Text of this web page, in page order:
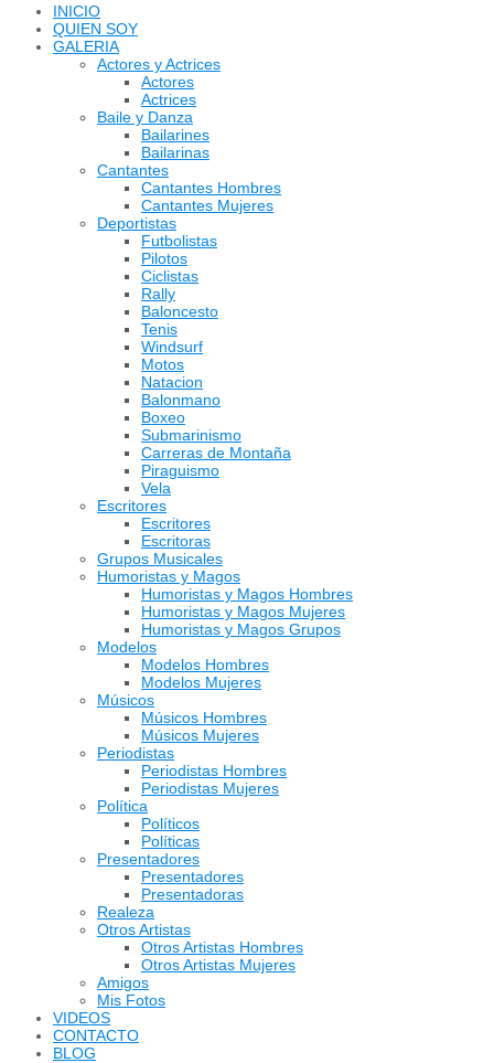
INICIO
QUIEN SOY
GALERIA
Actores y Actrices
Actores
Actrices
Baile y Danza
Bailarines
Bailarinas
Cantantes
Cantantes Hombres
Cantantes Mujeres
Deportistas
Futbolistas
Pilotos
Ciclistas
Rally
Baloncesto
Tenis
Windsurf
Motos
Natacion
Balonmano
Boxeo
Submarinismo
Carreras de Montaña
Piraguismo
Vela
Escritores
Escritores
Escritoras
Grupos Musicales
Humoristas y Magos
Humoristas y Magos Hombres
Humoristas y Magos Mujeres
Humoristas y Magos Grupos
Modelos
Modelos Hombres
Modelos Mujeres
Músicos
Músicos Hombres
Músicos Mujeres
Periodistas
Periodistas Hombres
Periodistas Mujeres
Política
Políticos
Políticas
Presentadores
Presentadores
Presentadoras
Realeza
Otros Artistas
Otros Artistas Hombres
Otros Artistas Mujeres
Amigos
Mis Fotos
VIDEOS
CONTACTO
BLOG